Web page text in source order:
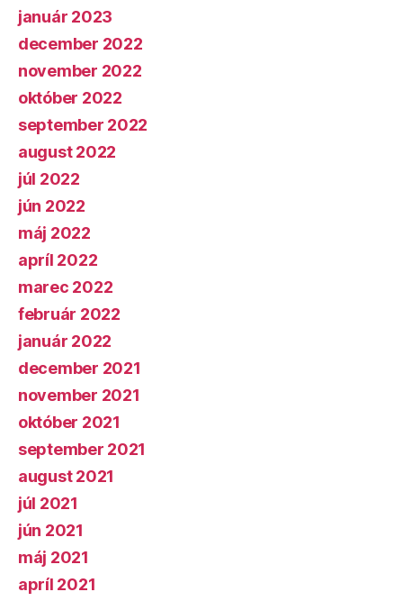
január 2023
december 2022
november 2022
október 2022
september 2022
august 2022
júl 2022
jún 2022
máj 2022
apríl 2022
marec 2022
február 2022
január 2022
december 2021
november 2021
október 2021
september 2021
august 2021
júl 2021
jún 2021
máj 2021
apríl 2021